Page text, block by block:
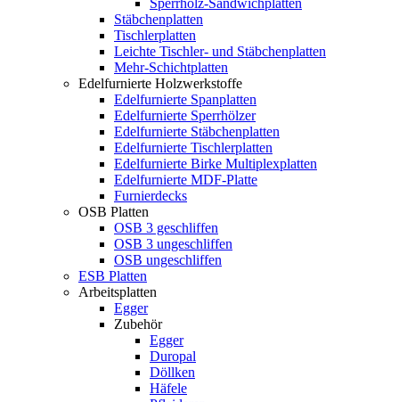
Stäbchenplatten
Tischlerplatten
Leichte Tischler- und Stäbchenplatten
Mehr-Schichtplatten
Edelfurnierte Holzwerkstoffe
Edelfurnierte Spanplatten
Edelfurnierte Sperrhölzer
Edelfurnierte Stäbchenplatten
Edelfurnierte Tischlerplatten
Edelfurnierte Birke Multiplexplatten
Edelfurnierte MDF-Platte
Furnierdecks
OSB Platten
OSB 3 geschliffen
OSB 3 ungeschliffen
OSB ungeschliffen
ESB Platten
Arbeitsplatten
Egger
Zubehör
Egger
Duropal
Döllken
Häfele